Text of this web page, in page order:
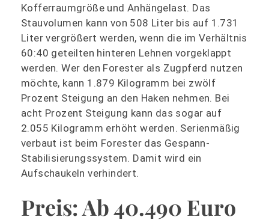
Kofferraumgröße und Anhängelast. Das
Stauvolumen kann von 508 Liter bis auf 1.731
Liter vergrößert werden, wenn die im Verhältnis
60:40 geteilten hinteren Lehnen vorgeklappt
werden. Wer den Forester als Zugpferd nutzen
möchte, kann 1.879 Kilogramm bei zwölf
Prozent Steigung an den Haken nehmen. Bei
acht Prozent Steigung kann das sogar auf
2.055 Kilogramm erhöht werden. Serienmäßig
verbaut ist beim Forester das Gespann-
Stabilisierungssystem. Damit wird ein
Aufschaukeln verhindert.
Preis: Ab 40.490 Euro